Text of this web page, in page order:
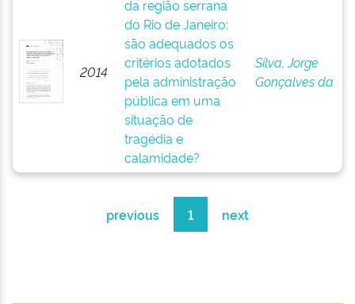
2014
da região serrana
do Rio de Janeiro:
são adequados os
critérios adotados
pela administração
pública em uma
situação de
tragédia e
calamidade?
Silva, Jorge
Gonçalves da
previous 1 next